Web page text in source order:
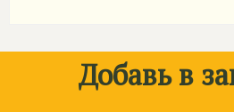
Добавь в